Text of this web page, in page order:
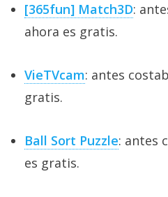
[365fun] Match3D:
ahora es gratis.
VieTVcam: antes
gratis.
Ball Sort Puzzle: antes
es gratis.